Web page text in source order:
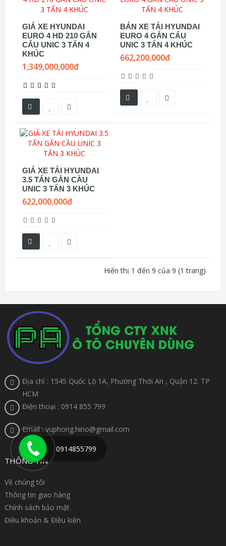
GIÁ XE HYUNDAI
EURO 4 HD 210 GẮN
CẨU UNIC 3 TẤN 4
KHÚC
1,349,000,000đ
BÁN XE TẢI HYUNDAI
EURO 4 GẮN CẨU
UNIC 3 TẤN 4 KHÚC
662,200,000đ
GIÁ XE TẢI HYUNDAI
3.5 TẤN GẮN CẦU
UNIC 3 TẤN 3 KHÚC
622,000,000đ
Hiển thị 1 đến 9 của 9 (1 trang)
Địa chỉ : 1545 Quốc Lộ 1A, Phường Thới An , Quận 12. TP
HCM
Điện thoại : 0914 855 799
Email : vuphong.hino@gmail.com
THÔNG TIN
Về chúng tôi
Thông tin giao hàng
Chính sách bảo mật
Điều khoản & Điều kiện
0914855799